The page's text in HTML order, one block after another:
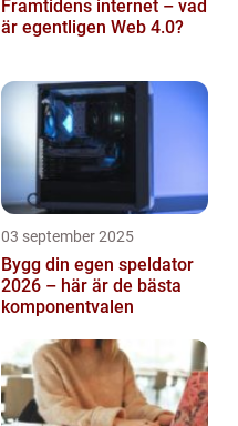
Framtidens internet – vad
är egentligen Web 4.0?
03 september 2025
Bygg din egen speldator
2026 – här är de bästa
komponentvalen